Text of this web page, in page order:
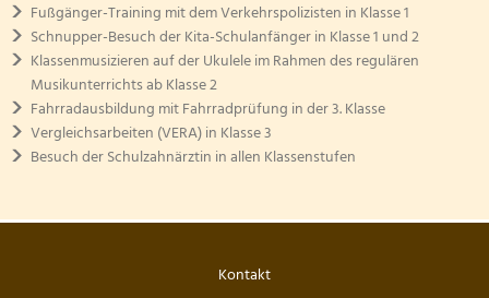
Fußgänger-Training mit dem Verkehrspolizisten in Klasse 1
Schnupper-Besuch der Kita-Schulanfänger in Klasse 1 und 2
Klassenmusizieren auf der Ukulele im Rahmen des regulären
Musikunterrichts ab Klasse 2
Fahrradausbildung mit Fahrradprüfung in der 3. Klasse
Vergleichsarbeiten (VERA) in Klasse 3
Besuch der Schulzahnärztin in allen Klassenstufen
Kontakt